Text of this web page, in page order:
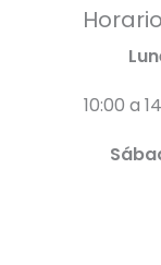
10:00 a